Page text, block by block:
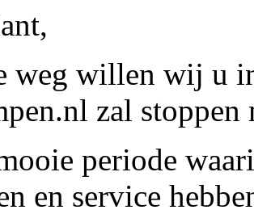
weg willen wij u
zal stoppen
periode
en service